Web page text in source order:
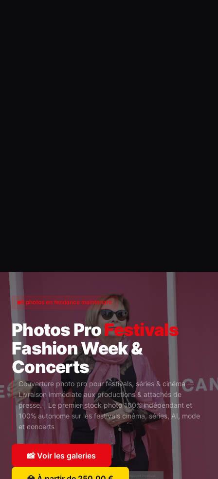
5 photos en tendance maintenant
Photos ProFestivals
Fashion Week &
Concerts
Couverture photo pro pour festivals, séries & cinéma —
Livraison immédiate aux productions & attachés de
presse. | Le premier stock photo 100% indépendant et
100% autonome sur les festivals cinéma, séries, AI, mode
et concerts
📸 Voir les galeries